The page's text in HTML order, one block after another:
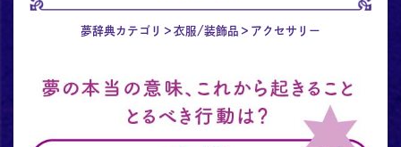
夢辞典カテゴリ 衣服/装飾品 アクセサリー